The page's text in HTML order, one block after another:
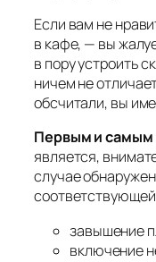
Если вам не
в кафе, — вы
в пору устроить
ничем не
обсчитали, вы
Первым и
является,
случае
завышение
включение